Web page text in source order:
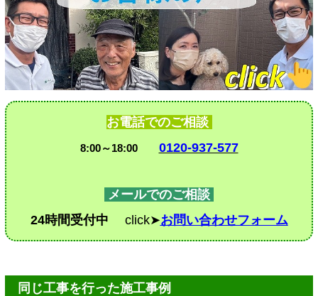
お電話でのご相談
8:00～18:00 0120-937-577
メールでのご相談
24時間受付中 click➤お問い合わせフォーム
同じ工事を行った施工事例